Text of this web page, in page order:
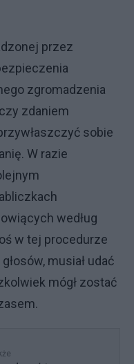
przez
zgromadzenia
zdaniem
sobie
W razie
według
w tej procedurze
musiał udać
mógł zostać